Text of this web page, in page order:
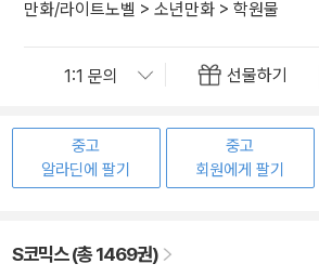
만화/라이트노벨 > 소년만화 > 학원물
선물하기
중고
알라딘에 팔기
중고
회원에게 팔기
S코믹스 (총 1469권)